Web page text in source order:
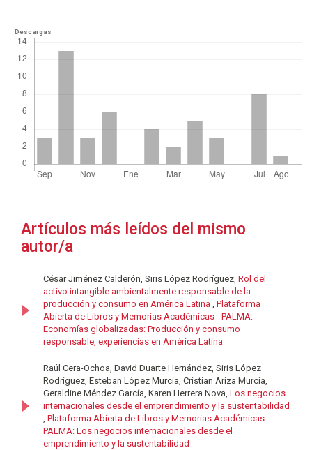
Descargas
Artículos más leídos del mismo
autor/a
César Jiménez Calderón, Siris López Rodríguez, Rol del
activo intangible ambientalmente responsable de la
producción y consumo en América Latina , Plataforma
Abierta de Libros y Memorias Académicas - PALMA:
Economías globalizadas: Producción y consumo
responsable, experiencias en América Latina
Raúl Cera-Ochoa, David Duarte Hernández, Siris López
Rodríguez, Esteban López Murcia, Cristian Ariza Murcia,
Geraldine Méndez García, Karen Herrera Nova, Los negocios
internacionales desde el emprendimiento y la sustentabilidad
, Plataforma Abierta de Libros y Memorias Académicas -
PALMA: Los negocios internacionales desde el
emprendimiento y la sustentabilidad